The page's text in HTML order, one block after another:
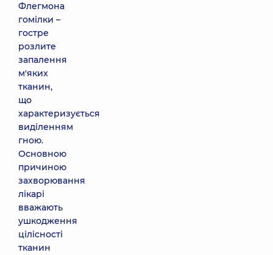
Флегмона
гомілки –
гостре
розлите
запалення
м'яких
тканин,
що
характеризується
виділенням
гною.
Основною
причиною
захворювання
лікарі
вважають
ушкодження
цілісності
тканин